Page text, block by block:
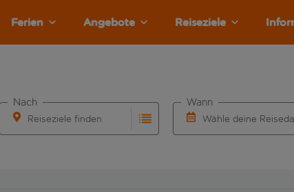
Ferien Angebote Reiseziele
Reiseziele finden
Nach
Wähle deine
Wann